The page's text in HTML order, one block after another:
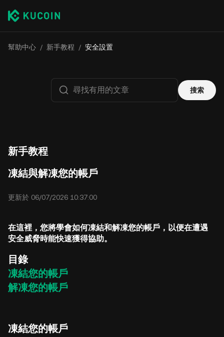
幫助中心 / 新手教程 / 安全設置
搜索
新手教程
凍結與解凍您的帳戶
更新於 06/07/2026 10:37:00
在這裡，您將學會如何凍結和解凍您的帳戶，以便在遭遇
安全威脅時能快速獲得協助。
目錄
凍結您的帳戶
解凍您的帳戶
凍結您的帳戶